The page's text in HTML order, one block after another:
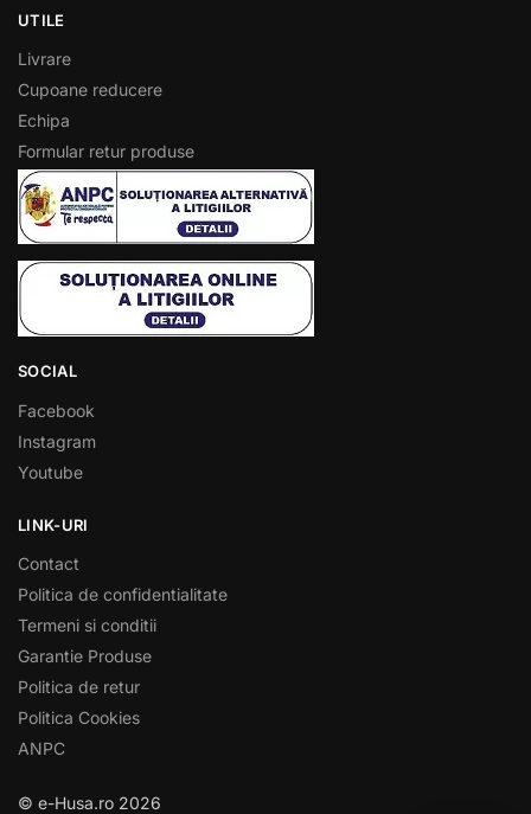
UTILE
Livrare
Cupoane reducere
Echipa
Formular retur produse
SOCIAL
Facebook
Instagram
Youtube
LINK-URI
Contact
Politica de confidentialitate
Termeni si conditii
Garantie Produse
Politica de retur
Politica Cookies
ANPC
© e-Husa.ro 2026